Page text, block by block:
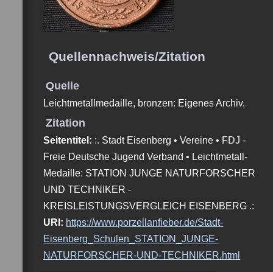
Quellennachweis/Zitation
Quelle
Leichtmetallmedaille, bronzen: Eigenes Archiv.
Zitation
Seitentitel: :. Stadt Eisenberg • Vereine • FDJ -
Freie Deutsche Jugend Verband • Leichtmetall-
Medaille: STATION JUNGE NATURFORSCHER
UND TECHNIKER -
KREISLEISTUNGSVERGLEICH EISENBERG .:
URI: https://www.porzellanfieber.de/Stadt-
Eisenberg_Schulen_STATION_JUNGE-
NATURFORSCHER-UND-TECHNIKER.html